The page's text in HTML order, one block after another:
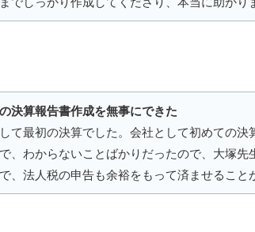
決算報告書作成を無事にできた
て最初の決算でした。会社として初めての決
、わからないことばかりだったので、大塚先
、法人税の申告も余裕をもって済ませること